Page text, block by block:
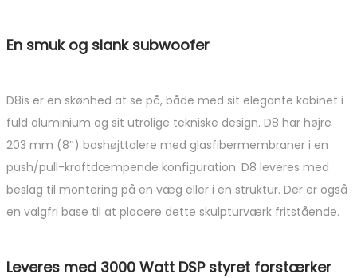
En smuk og slank subwoofer
D8is er en skønhed at se på, både med sit elegante kabinet i
fuld aluminium og sit utrolige tekniske design. D8 har højre
203 mm (8″) bashøjttalere med glasfibermembraner i en
push/pull-kraftdæmpende konfiguration. D8 leveres med
beslag til montering på en væg eller i en struktur. Der er også
en valgfri base til at placere dette skulpturværk fritstående.
Leveres med 3000 Watt DSP styret forstærker